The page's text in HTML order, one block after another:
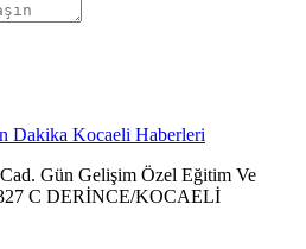
Gün Gelişim Özel Eğitim Ve
C DERİNCE/KOCAELİ